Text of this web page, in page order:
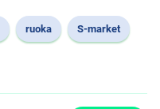
ruoka S-market